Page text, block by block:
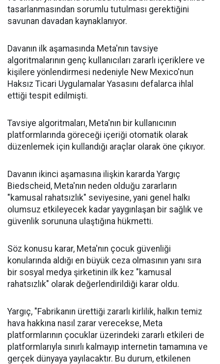
tasarlanmasından sorumlu tutulması gerektiğini
savunan davadan kaynaklanıyor.
Davanın ilk aşamasında Meta'nın tavsiye
algoritmalarının genç kullanıcıları zararlı içeriklere ve
kişilere yönlendirmesi nedeniyle New Mexico'nun
Haksız Ticari Uygulamalar Yasasını defalarca ihlal
ettiği tespit edilmişti.
Tavsiye algoritmaları, Meta'nın bir kullanıcının
platformlarında göreceği içeriği otomatik olarak
düzenlemek için kullandığı araçlar olarak öne çıkıyor.
Davanın ikinci aşamasına ilişkin kararda Yargıç
Biedscheid, Meta'nın neden olduğu zararların
"kamusal rahatsızlık" seviyesine, yani genel halkı
olumsuz etkileyecek kadar yaygınlaşan bir sağlık ve
güvenlik sorununa ulaştığına hükmetti.
Söz konusu karar, Meta'nın çocuk güvenliği
konularında aldığı en büyük ceza olmasının yanı sıra
bir sosyal medya şirketinin ilk kez "kamusal
rahatsızlık" olarak değerlendirildiği karar oldu.
Yargıç, "Fabrikanın ürettiği zararlı kirlilik, halkın temiz
hava hakkına nasıl zarar verecekse, Meta
platformlarının çocuklar üzerindeki zararlı etkileri de
platformlarıyla sınırlı kalmayıp internetin tamamına ve
gerçek dünyaya yayılacaktır. Bu durum, etkilenen